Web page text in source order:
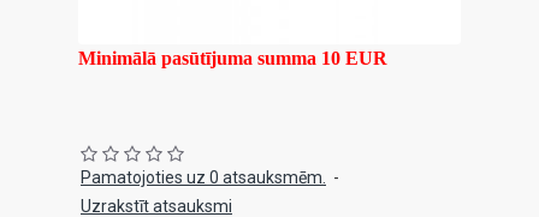
Minimālā pasūtījuma summa 10 EUR
Pamatojoties uz 0 atsauksmēm.
-
Uzrakstīt atsauksmi